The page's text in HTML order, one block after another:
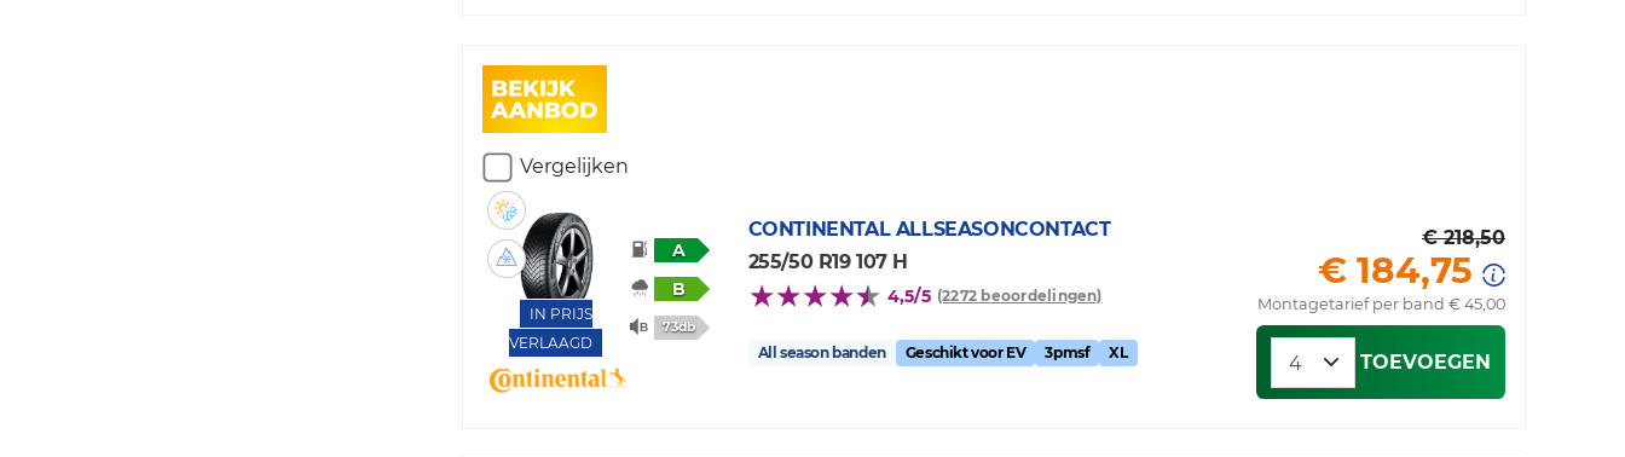
Vergelijken
IN PRIJS
VERLAAGD
A
B
73db
CONTINENTAL ALLSEASONCONTACT
255/50 R19 107 H
4,5/5 (2272 beoordelingen)
All season banden Geschikt voor EV 3pmsf XL
€ 218,50
€ 184,75
Montagetarief per band € 45,00
TOEVOEGEN